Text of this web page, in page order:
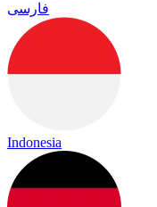
فارسی
Indonesia